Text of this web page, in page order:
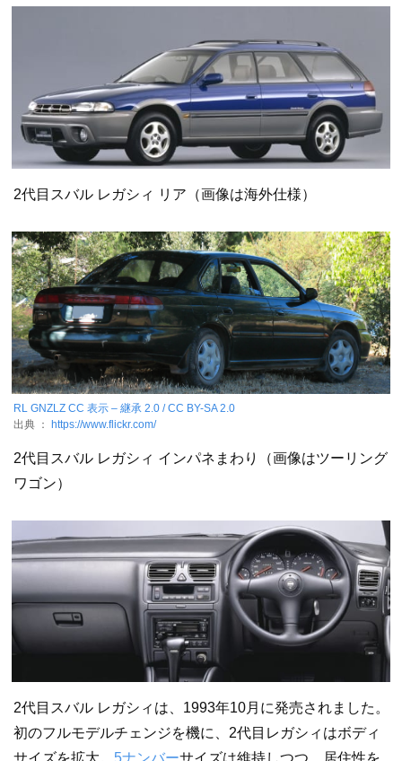
2代目スバル レガシィ リア（画像は海外仕様）
RL GNZLZ CC 表示 – 継承 2.0 / CC BY-SA 2.0
出典 ： https://www.flickr.com/
2代目スバル レガシィ インパネまわり（画像はツーリング
ワゴン）
2代目スバル レガシィは、1993年10月に発売されました。
初のフルモデルチェンジを機に、2代目レガシィはボディ